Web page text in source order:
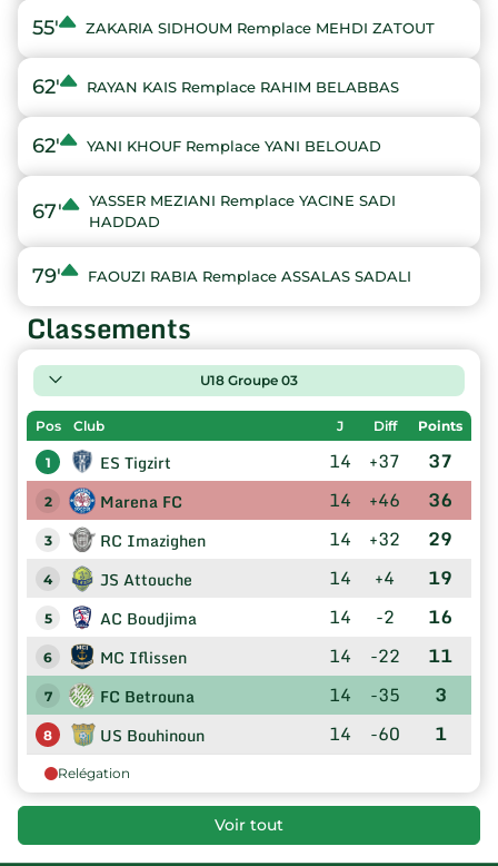
55' ZAKARIA SIDHOUM Remplace MEHDI ZATOUT
62' RAYAN KAIS Remplace RAHIM BELABBAS
62' YANI KHOUF Remplace YANI BELOUAD
67'
YASSER MEZIANI Remplace YACINE SADI
HADDAD
79' FAOUZI RABIA Remplace ASSALAS SADALI
Classements
U18 Groupe 03
Pos Club J Diff Points
1 ES Tigzirt 14 +37 37
2 Marena FC 14 +46 36
3 RC Imazighen 14 +32 29
4 JS Attouche 14 +4 19
5 AC Boudjima 14 -2 16
6 MC Iflissen 14 -22 11
7 FC Betrouna 14 -35 3
8 US Bouhinoun 14 -60 1
Relégation
Voir tout